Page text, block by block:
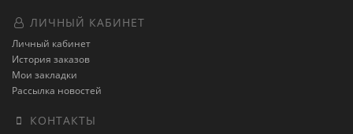
ЛИЧНЫЙ КАБИНЕТ
Личный кабинет
История заказов
Мои закладки
Рассылка новостей
КОНТАКТЫ